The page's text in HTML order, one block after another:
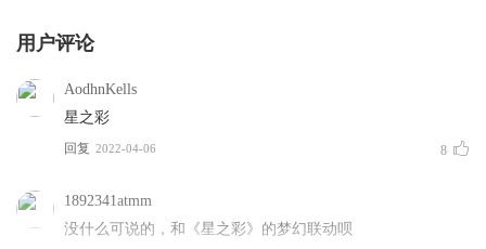
用户评论
AodhnKells
星之彩
回复 2022-04-06 8
1892341atmm
没什么可说的，和《星之彩》的梦幻联动呗